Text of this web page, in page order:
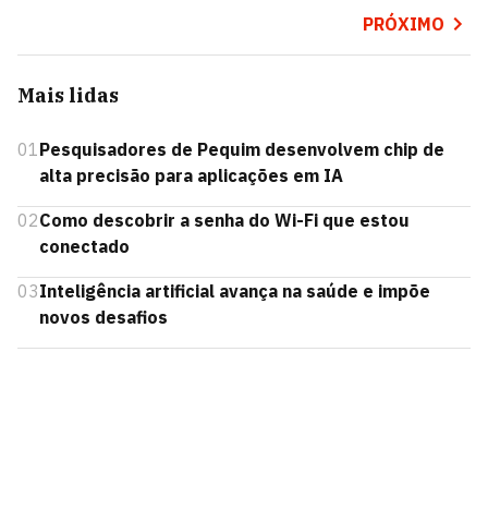
PRÓXIMO
Mais lidas
01Pesquisadores de Pequim desenvolvem chip de
alta precisão para aplicações em IA
02Como descobrir a senha do Wi-Fi que estou
conectado
03Inteligência artificial avança na saúde e impõe
novos desafios